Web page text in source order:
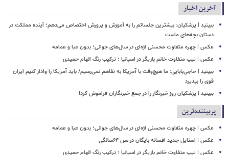
آخرین اخبار
ببینید | پزشکیان: بیشترین جلساتم را به آموزش و پرورش اختصاص می‌دهم؛ آینده مملکت در
دستان بچه‌های ماست
عکس | چهره متفاوت محسنی اژه‌ای در سال‌های جوانی؛ بدون عبا و عمامه
عکس | تیپ متفاوت خانم بازیگر در اسپانیا ؛ ترکیب رنگ الهام حمیدی
ببینید | حاجی‌بابایی: ما هیچ‌وقت با آمریکا به تفاهم نمی‌رسیم/ باید آمریکا را وادار کنیم ایران
قوی را بپذیرد
ببینید | پزشکیان روز خبرنگار را در جمع خبرنگاران فراموش کرد!
پربیننده‌ترین
عکس | چهره متفاوت محسنی اژه‌ای در سال‌های جوانی؛ بدون عبا و عمامه
عکس | استایل جدید افسانه بایگان در سن ۶۴سالگی
عکس | تیپ متفاوت خانم بازیگر در اسپانیا ؛ ترکیب رنگ الهام حمیدی